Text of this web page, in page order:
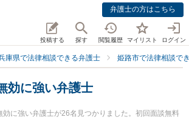
弁護士の方はこちら
投稿する 探す 閲覧履歴 マイリスト ログイン
庫県で法律相談できる弁護士 姫路市で法律相談で
効に強い弁護士
に強い弁護士が26名見つかりました。初回面談無料